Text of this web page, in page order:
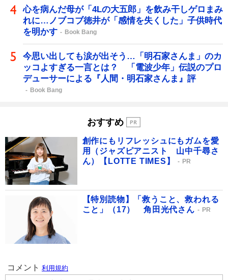
心を病んだ母が「4Lの大五郎」を飲み干しゲロまみ
れに…ノブコブ徳井が「感情を失くした」子供時代
を明かす
Book Bang
今思い出しても涙が出そう…「明石家さんま」のカ
ッコよすぎる一言とは？ 「電波少年」伝説のプロ
デューサーによる『人間・明石家さんま』評
Book Bang
おすすめ
創作にもリフレッシュにもガムを愛
用（ジャズピアニスト 山中千尋さ
ん）【LOTTE TIMES】
PR
【特別読物】「救うこと、救われる
こと」（17） 角田光代さん
PR